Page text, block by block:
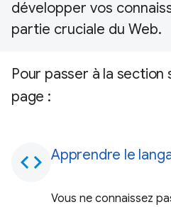
développer vos
partie cruciale du Web.
Pour passer à la
page :
code Apprendre le
Vous ne connaissez